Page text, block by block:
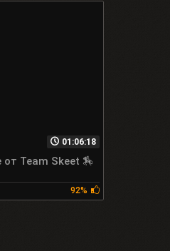
01:06:18
Team Skeet 🏇
92%